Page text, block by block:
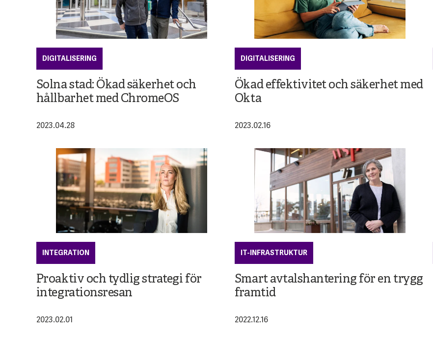
DIGITALISERING
Solna stad: Ökad säkerhet och
hållbarhet med ChromeOS
2023.04.28
DIGITALISERING
Ökad effektivitet och säkerhet med
Okta
2023.02.16
INTEGRATION
Proaktiv och tydlig strategi för
integrationsresan
2023.02.01
IT-INFRASTRUKTUR
Smart avtalshantering för en trygg
framtid
2022.12.16